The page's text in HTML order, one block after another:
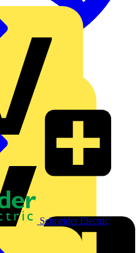
Schneider Electric